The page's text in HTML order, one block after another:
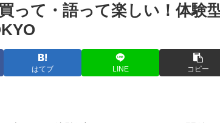
って・語って楽しい！体験
はてブ LINE コピー